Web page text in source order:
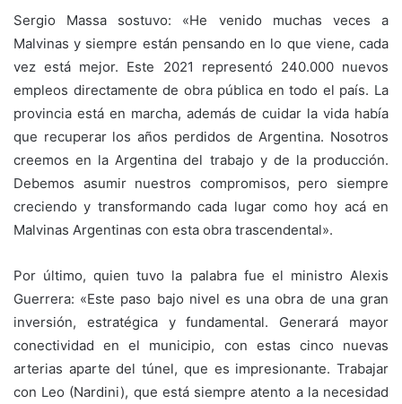
Sergio Massa sostuvo: «He venido muchas veces a
Malvinas y siempre están pensando en lo que viene, cada
vez está mejor. Este 2021 representó 240.000 nuevos
empleos directamente de obra pública en todo el país. La
provincia está en marcha, además de cuidar la vida había
que recuperar los años perdidos de Argentina. Nosotros
creemos en la Argentina del trabajo y de la producción.
Debemos asumir nuestros compromisos, pero siempre
creciendo y transformando cada lugar como hoy acá en
Malvinas Argentinas con esta obra trascendental».
Por último, quien tuvo la palabra fue el ministro Alexis
Guerrera: «Este paso bajo nivel es una obra de una gran
inversión, estratégica y fundamental. Generará mayor
conectividad en el municipio, con estas cinco nuevas
arterias aparte del túnel, que es impresionante. Trabajar
con Leo (Nardini), que está siempre atento a la necesidad